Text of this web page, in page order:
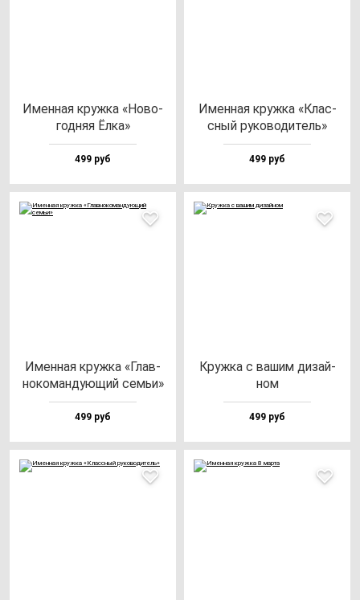
Имен­ная круж­ка «Ново­
год­няя Ёлка»
499 руб
Имен­ная круж­ка «Клас­
сный ру­ко­во­ди­тель»
499 руб
Имен­ная круж­ка «Глав­
но­ко­ман­ду­ющий семьи»
499 руб
Круж­ка с ва­шим ди­зай­
ном
499 руб